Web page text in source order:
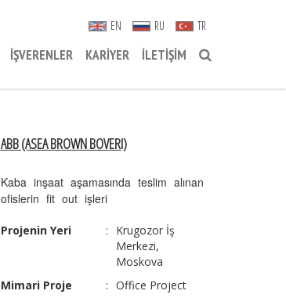
EN RU TR
İŞVERENLER KARIYER İLETIŞIM
ABB (ASEA BROWN BOVERI)
Kaba inşaat aşamasında teslim alınan
ofislerin fit out işleri
Projenin Yeri :
Krugozor İş
Merkezi,
Moskova
Mimari Proje
: Office Project